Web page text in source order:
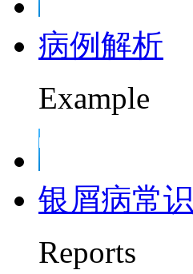
病例解析
Example
银屑病常识
Reports